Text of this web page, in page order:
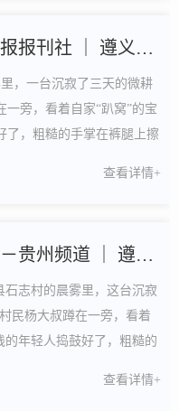
【媒体看遵职136】贵州日报报刊社 ｜ 遵义职院融创驰行“三下...
，一台沉寂了三天的微耕
旁，看着自家“趴窝”的宝
了，粗糙的手掌在裤腿上擦
团队的队员陈涛已经抹了
查看详情+
【媒体看遵职135】人民网－贵州频道 ｜ 遵义职院融创驰行“三...
志村的晨雾里，这台沉寂
民杨大叔蹲在一旁，看着
的年轻人捣鼓好了，粗糙的
业技术学院融创驰行“三下
查看详情+